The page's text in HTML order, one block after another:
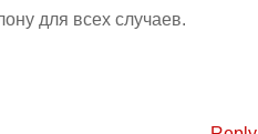
для всех случаев.